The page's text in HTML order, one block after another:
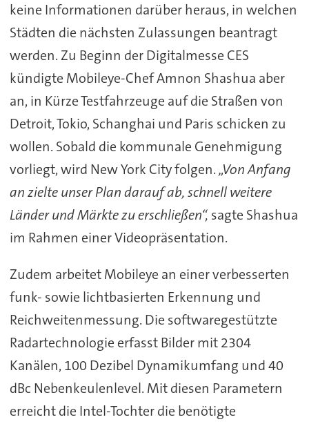
keine Informationen darüber heraus, in welchen
Städten die nächsten Zulassungen beantragt
werden. Zu Beginn der Digitalmesse CES
kündigte Mobileye-Chef Amnon Shashua aber
an, in Kürze Testfahrzeuge auf die Straßen von
Detroit, Tokio, Schanghai und Paris schicken zu
wollen. Sobald die kommunale Genehmigung
vorliegt, wird New York City folgen.„Von Anfang
an zielte unser Plan darauf ab, schnell weitere
Länder und Märkte zu erschließen“, sagte Shashua
im Rahmen einer Videopräsentation.
Zudem arbeitet Mobileye an einer verbesserten
funk- sowie lichtbasierten Erkennung und
Reichweitenmessung. Die softwaregestützte
Radartechnologie erfasst Bilder mit 2304
Kanälen, 100 Dezibel Dynamikumfang und 40
dBc Nebenkeulenlevel. Mit diesen Parametern
erreicht die Intel-Tochter die benötigte